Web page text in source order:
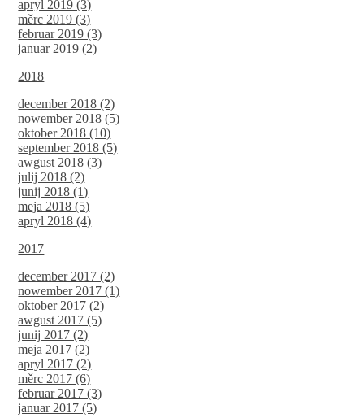
apryl 2019 (3)
měrc 2019 (3)
februar 2019 (3)
januar 2019 (2)
2018
december 2018 (2)
nowember 2018 (5)
oktober 2018 (10)
september 2018 (5)
awgust 2018 (3)
julij 2018 (2)
junij 2018 (1)
meja 2018 (5)
apryl 2018 (4)
2017
december 2017 (2)
nowember 2017 (1)
oktober 2017 (2)
awgust 2017 (5)
junij 2017 (2)
meja 2017 (2)
apryl 2017 (2)
měrc 2017 (6)
februar 2017 (3)
januar 2017 (5)